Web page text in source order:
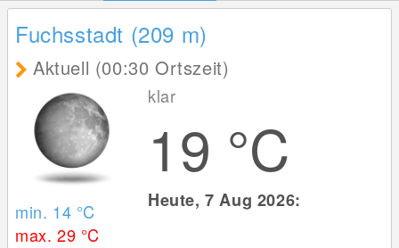
Fuchsstadt (209 m)
Aktuell (00:30 Ortszeit)
min. 14 °C
max. 29 °C
klar
19 °C
Heute, 7 Aug 2026: